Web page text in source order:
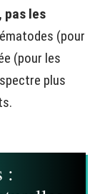
pas les
(pour
(pour les
plus
: